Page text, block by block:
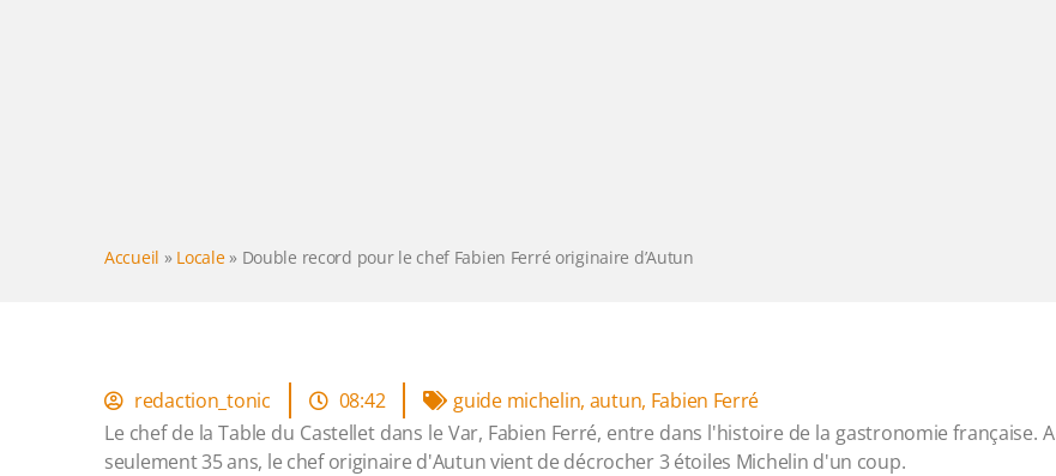
Accueil » Locale» Double record pour le chef Fabien Ferré originaire d’Autun
redaction_tonic 08:42 guide michelin, autun, Fabien Ferré
Le chef de la Table du Castellet dans le Var, Fabien Ferré, entre dans l'histoire de la gastronomie française. A
seulement 35 ans, le chef originaire d'Autun vient de décrocher 3 étoiles Michelin d'un coup.